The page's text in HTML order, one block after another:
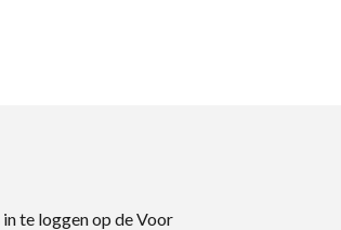
te loggen op de Voor